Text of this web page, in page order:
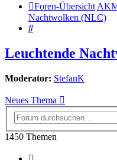
Foren-Übersicht
Nachtwolken (NLC)
Suche
Leuchtende
Moderator: StefanK
Neues Thema
1450 Themen